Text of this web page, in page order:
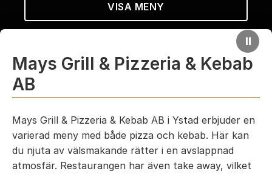
VISA MENY
⏸
Mays Grill & Pizzeria & Kebab
AB
Mays Grill & Pizzeria & Kebab AB i Ystad erbjuder en
varierad meny med både pizza och kebab. Här kan
du njuta av välsmakande rätter i en avslappnad
atmosfär. Restaurangen har även take away, vilket